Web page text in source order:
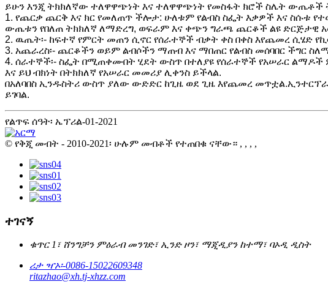
ይሁን እንጂ ትክክለኛው ተለዋዋጭነት እና ተለዋዋጭነት የመስፋት ክሮች ስሌት
1. የጨርቃ ጨርቅ እና ክር የመለጠጥ ችሎታ: ሁለቱም የልብስ ስፌት እቃዎች እና ስሱቱ
ውጤቱን የበለጠ ትክክለኛ ለማድረግ, ወፍራም እና ቀጭን ግራጫ ጨርቆች ልዩ ድርጅታዊ
2. ዉጤት፡- ከፍተኛ የምርት መጠን ሲኖር የሰራተኞች ብቃት ቀስ በቀስ እየጨመረ ሲሄድ
3. አጨራረስ፡- ጨርቆችን ወይም ልብሶችን ማጠብ እና ማበጠር የልብስ መሰባበር ችግር
4. ሰራተኞች፡- ስፌት በሚጠቀሙበት ሂደት ውስጥ በተለያዩ የሰራተኞች የአሠራር
እና ይህ ብክነት በትክክለኛ የአሠራር መመሪያ ሊቀንስ ይችላል.
በአለባበስ ኢንዱስትሪ ውስጥ ያለው ውድድር ከጊዜ ወደ ጊዜ እየጨመረ
ይገባል.
የልጥፍ ሰዓት፡ ኤፕሪል-01-2021
© የቅጂ መብት - 2010-2021፡ ሁሉም መብቶች የተጠበቁ ናቸው። , , , ,
ተገናኝ
ቁጥር 1፣ ሸንግቻን ምዕራብ መንገድ፣ ኢንድ ዞን፣ ማጂዲያን ከተማ፣ ባኦዲ ዲስት
ሪታ ዣኦ፡-0086-15022609348
ritazhao@xh.tj-xhzz.com